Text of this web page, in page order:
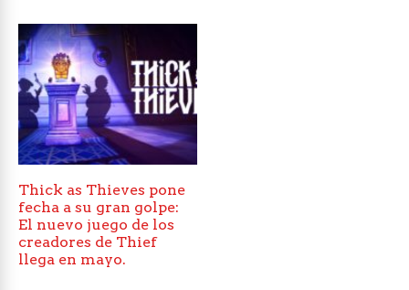
Thick as Thieves pone
fecha a su gran golpe:
El nuevo juego de los
creadores de Thief
llega en mayo.